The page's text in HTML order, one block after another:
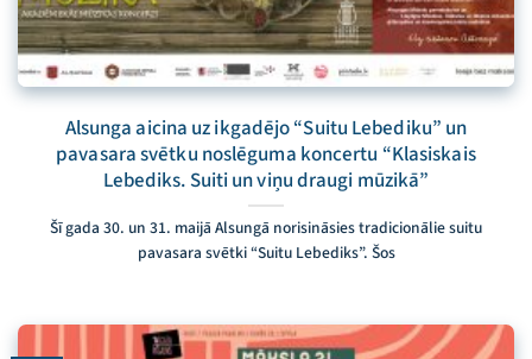
Alsunga aicina uz ikgadējo “Suitu Lebediku” un
pavasara svētku noslēguma koncertu “Klasiskais
Lebediks. Suiti un viņu draugi mūzikā”
Šī gada 30. un 31. maijā Alsungā norisināsies tradicionālie suitu
pavasara svētki “Suitu Lebediks”. Šos